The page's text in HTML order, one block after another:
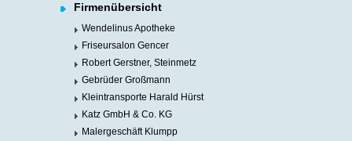
Firmenübersicht
Wendelinus Apotheke
Friseursalon Gencer
Robert Gerstner, Steinmetz
Gebrüder Großmann
Kleintransporte Harald Hürst
Katz GmbH & Co. KG
Malergeschäft Klumpp